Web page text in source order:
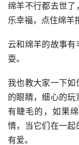
绵羊不行都去世
乐幸福，点住绵羊
云和绵羊的故事
耍。
我也教大家一下如
的眼睛，细心的
有睫毛的，如果
情，当它们在一起
有爱。